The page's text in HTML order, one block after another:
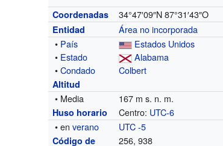
Coordenadas 34°47′09″N 87°31′43″O
Entidad
Área no incorporada
• País
Estados Unidos
• Estado
Alabama
•Condado Colbert
Altitud
• Media 167 m s. n. m.
Huso horario Centro: UTC-6
• enverano UTC -5
Código de 256, 938